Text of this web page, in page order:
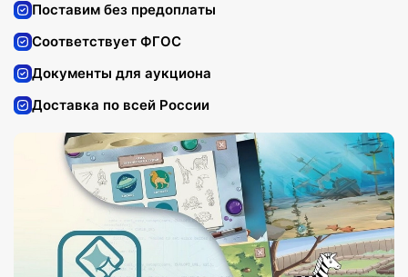
Поставим без предоплаты
Соответствует ФГОС
Документы для аукциона
Доставка по всей России